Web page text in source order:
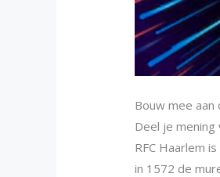
Bouw mee
Deel je
RFC Haarlem
in 1572 de